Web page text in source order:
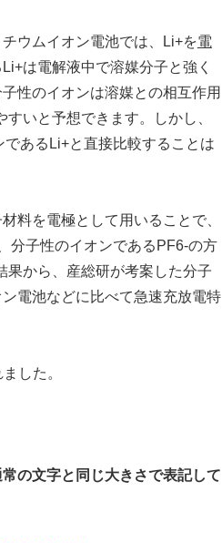
ウムイオン電池では、Li+を電
は電解液中で溶媒分子と強く
性のイオンは溶媒との相互作用
いと予想できます。しかし、
あるLi+と直接比較することは
料を電極として用いることで、
分子性のイオンであるPF6-の方
果から、産総研が考案した分子
電池などに比べて急速充放電特
した。
の文字と同じ大きさで表記して